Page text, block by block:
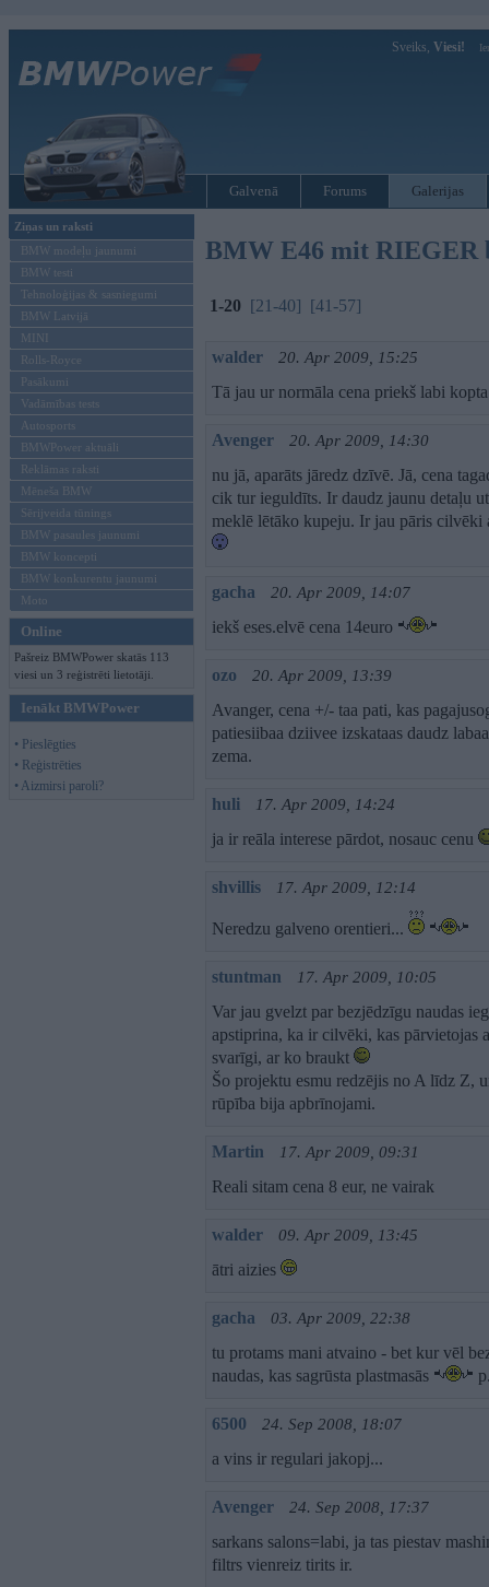
Sveiks, Viesi!
Galvenā Forums Galerijas
Ziņas un raksti
BMW modeļu jaunumi
BMW testi
Tehnoloģijas & sasniegumi
BMW Latvijā
MINI
Rolls-Royce
Pasākumi
Vadāmības tests
Autosports
BMWPower aktuāli
Reklāmas raksti
Mēneša BMW
Sērijveida tūnings
BMW pasaules jaunumi
BMW koncepti
BMW konkurentu jaunumi
Moto
Online
Pašreiz BMWPower skatās 113
viesi un 3 reģistrēti lietotāji.
Ienākt BMWPower
• Pieslēgties
• Reģistrēties
• Aizmirsi paroli?
BMW E46 mit RIEGER
1-20 [21-40] [41-57]
walder 20. Apr 2009, 15:25
Tā jau ur normāla cena priekš labi
Avenger 20. Apr 2009, 14:30
nu jā, aparāts jāredz dzīvē. Jā, cena
cik tur ieguldīts. Ir daudz jaunu detaļu
meklē lētāko kupeju. Ir jau pāris
gacha 20. Apr 2009, 14:07
iekš eses.elvē cena 14euro
ozo 20. Apr 2009, 13:39
Avanger, cena +/- taa pati, kas
patiesiibaa dziivee izskataas daudz
zema.
huli 17. Apr 2009, 14:24
ja ir reāla interese pārdot, nosauc cenu
shvillis 17. Apr 2009, 12:14
Neredzu galveno orentieri...
stuntman 17. Apr 2009, 10:05
Var jau gvelzt par bezjēdzīgu naudas
apstiprina, ka ir cilvēki, kas pārvietojas
svarīgi, ar ko braukt
Šo projektu esmu redzējis no A līdz Z,
rūpība bija apbrīnojami.
Martin 17. Apr 2009, 09:31
Reali sitam cena 8 eur, ne vairak
walder 09. Apr 2009, 13:45
ātri aizies
gacha 03. Apr 2009, 22:38
tu protams mani atvaino - bet kur vēl
naudas, kas sagrūsta plastmasās
6500 24. Sep 2008, 18:07
a vins ir regulari jakopj...
Avenger 24. Sep 2008, 17:37
sarkans salons=labi, ja tas piestav
filtrs vienreiz tirits ir.